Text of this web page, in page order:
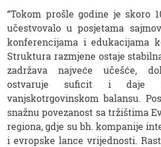
“Tokom prošle godine je skoro
učestvovalo u posjetama
konferencijama i edukacijama
Struktura razmjene ostaje
zadržava najveće učešće,
ostvaruje suficit i daje
vanjskotrgovinskom balansu.
snažnu povezanost sa tržištima
regiona, gdje su bh. kompanije
i evropske lance vrijednosti.